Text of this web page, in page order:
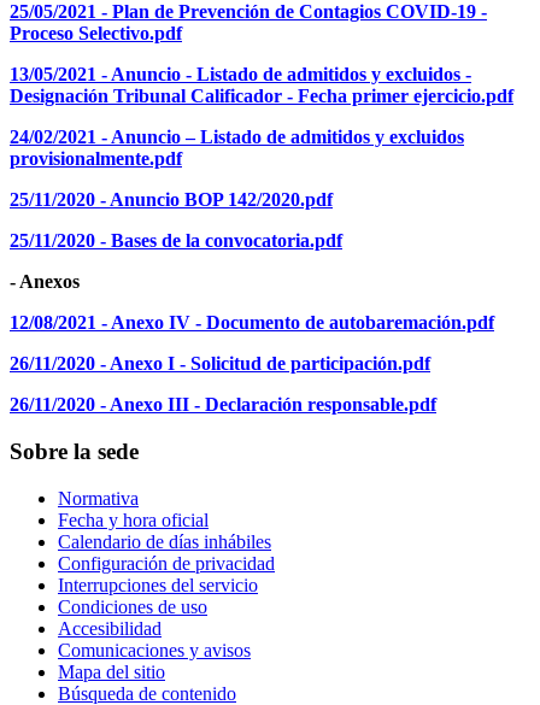
25/05/2021 - Plan de Prevención de Contagios COVID-19 -
Proceso Selectivo.pdf
13/05/2021 - Anuncio - Listado de admitidos y excluidos -
Designación Tribunal Calificador - Fecha primer ejercicio.pdf
24/02/2021 - Anuncio – Listado de admitidos y excluidos
provisionalmente.pdf
25/11/2020 - Anuncio BOP 142/2020.pdf
25/11/2020 - Bases de la convocatoria.pdf
- Anexos
12/08/2021 - Anexo IV - Documento de autobaremación.pdf
26/11/2020 - Anexo I - Solicitud de participación.pdf
26/11/2020 - Anexo III - Declaración responsable.pdf
Sobre la sede
Normativa
Fecha y hora oficial
Calendario de días inhábiles
Configuración de privacidad
Interrupciones del servicio
Condiciones de uso
Accesibilidad
Comunicaciones y avisos
Mapa del sitio
Búsqueda de contenido